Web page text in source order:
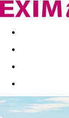
Akční nabídky